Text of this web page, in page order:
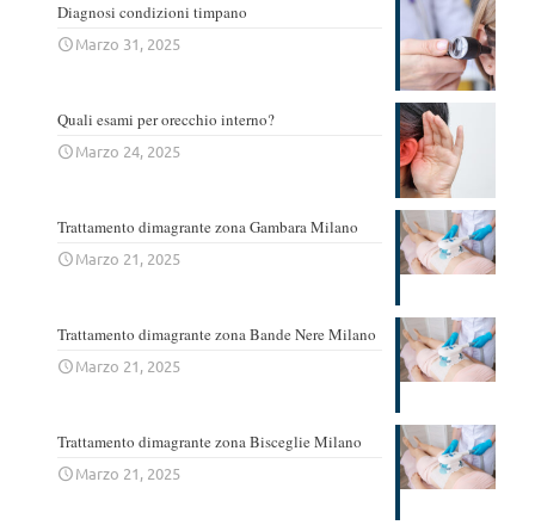
Diagnosi condizioni timpano
Marzo 31, 2025
Quali esami per orecchio interno?
Marzo 24, 2025
Trattamento dimagrante zona Gambara Milano
Marzo 21, 2025
Trattamento dimagrante zona Bande Nere Milano
Marzo 21, 2025
Trattamento dimagrante zona Bisceglie Milano
Marzo 21, 2025